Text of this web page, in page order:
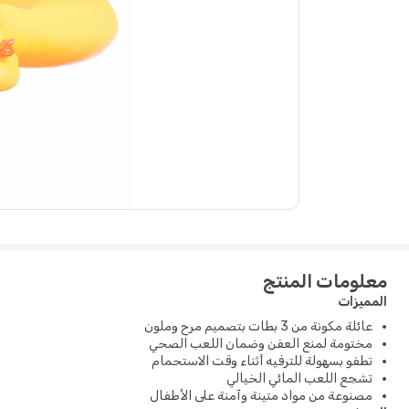
معلومات المنتج
المميزات
عائلة مكونة من 3 بطات بتصميم مرح وملون
مختومة لمنع العفن وضمان اللعب الصحي
تطفو بسهولة للترفيه أثناء وقت الاستحمام
تشجع اللعب المائي الخيالي
مصنوعة من مواد متينة وآمنة على الأطفال